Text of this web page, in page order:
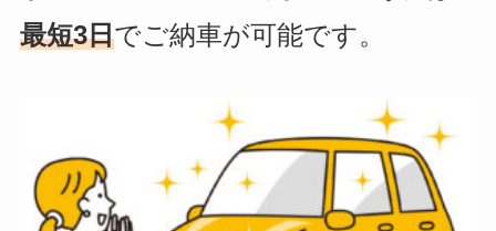
最短3日でご納車が可能です。